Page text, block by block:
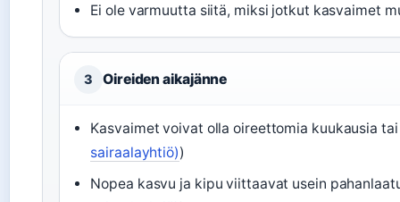
Ei ole varmuutta siitä, miksi jotkut kasvaimet
3 Oireiden aikajänne
Kasvaimet voivat olla oireettomia kuukausia
sairaalayhtiö))
Nopea kasvu ja kipu viittaavat usein